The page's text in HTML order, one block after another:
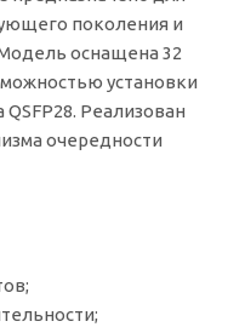
поколения и
оснащена 32
установки
Реализован
очередности